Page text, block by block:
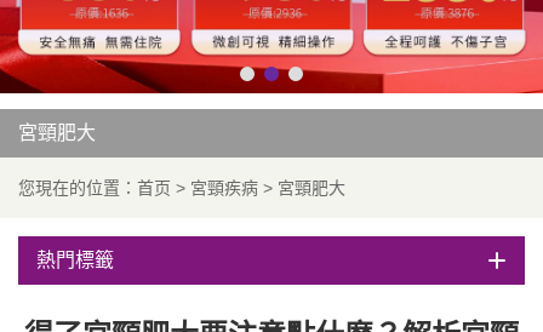
宮頸肥大
您現在的位置： 首页 > 宮頸疾病 > 宮頸肥大
熱門標籤